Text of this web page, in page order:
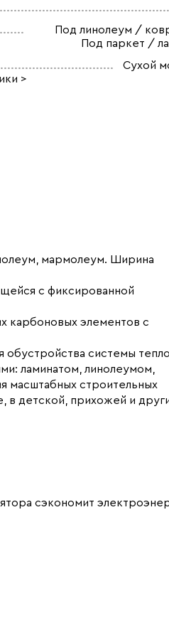
Под линолеум /
Под паркет /
Сухой
>
мармолеум. Ширина
с фиксированной
карбоновых элементов с
обустройства системы
ламинатом, линолеумом,
масштабных строительных
в детской, прихожей и
сэкономит